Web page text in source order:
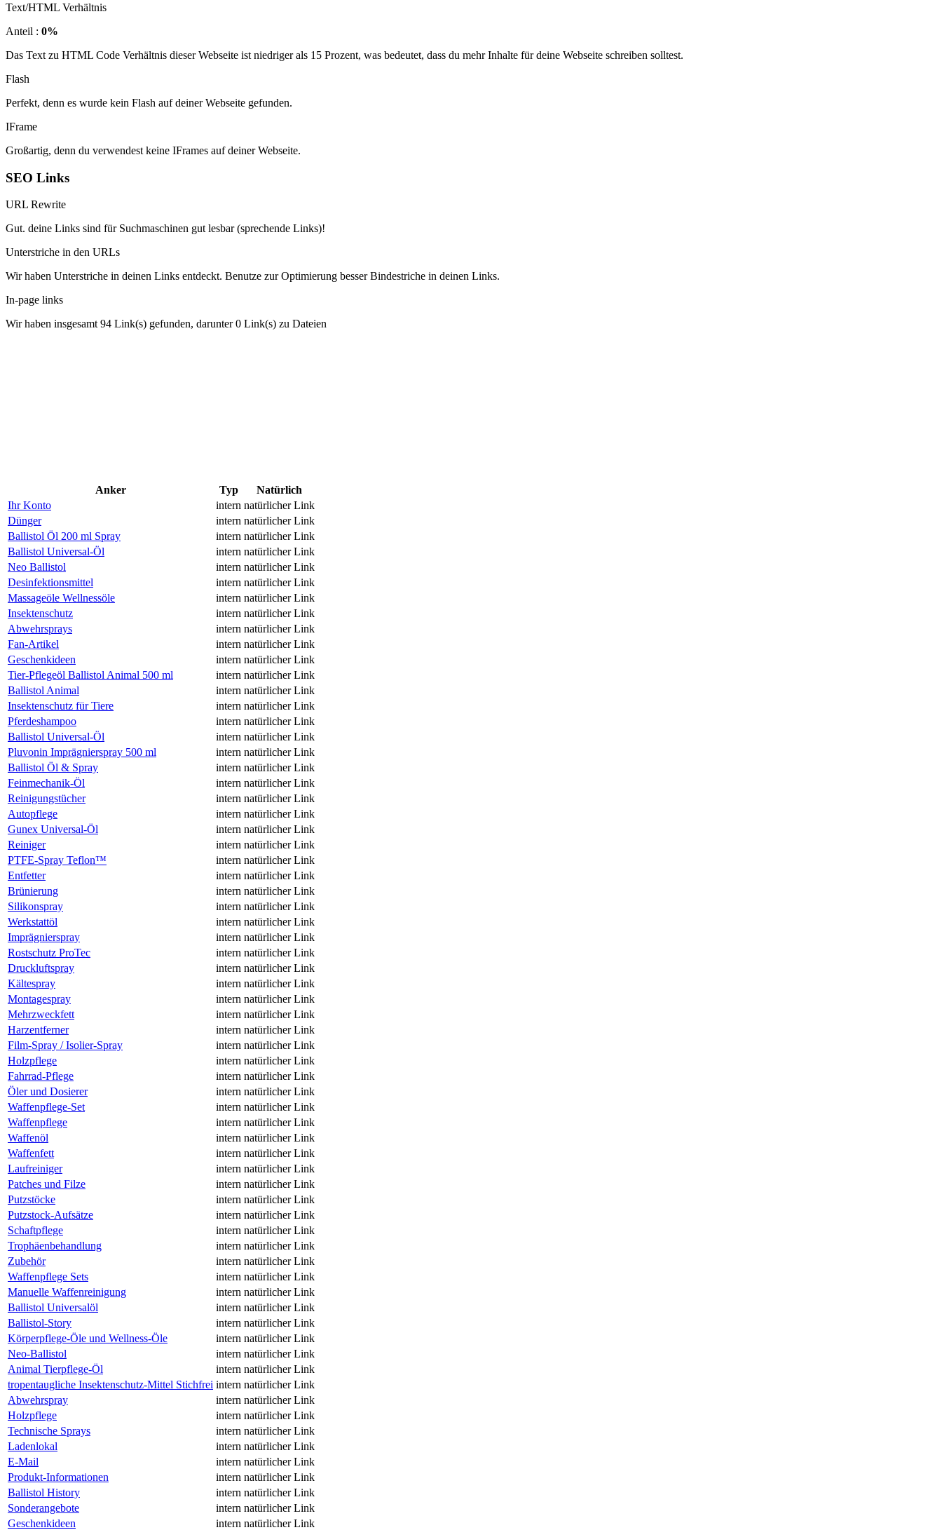
Text/HTML Verhältnis
Anteil : 0%
Das Text zu HTML Code Verhältnis dieser Webseite ist niedriger als 15 Prozent, was bedeutet, dass du mehr Inhalte für deine Webseite schreiben solltest.
Flash
Perfekt, denn es wurde kein Flash auf deiner Webseite gefunden.
IFrame
Großartig, denn du verwendest keine IFrames auf deiner Webseite.
SEO Links
URL Rewrite
Gut. deine Links sind für Suchmaschinen gut lesbar (sprechende Links)!
Unterstriche in den URLs
Wir haben Unterstriche in deinen Links entdeckt. Benutze zur Optimierung besser Bindestriche in deinen Links.
In-page links
Wir haben insgesamt 94 Link(s) gefunden, darunter 0 Link(s) zu Dateien
Anker Typ
Natürlich
Ihr Konto
intern natürlicher Link
Dünger
intern natürlicher Link
Ballistol Öl 200 ml Spray
intern natürlicher Link
Ballistol Universal-Öl
intern natürlicher Link
Neo Ballistol
intern natürlicher Link
Desinfektionsmittel
intern natürlicher Link
Massageöle Wellnessöle
intern natürlicher Link
Insektenschutz
intern natürlicher Link
Abwehrsprays
intern natürlicher Link
Fan-Artikel
intern natürlicher Link
Geschenkideen
intern natürlicher Link
Tier-Pflegeöl Ballistol Animal 500 ml
intern natürlicher Link
Ballistol Animal
intern natürlicher Link
Insektenschutz für Tiere
intern natürlicher Link
Pferdeshampoo
intern natürlicher Link
Ballistol Universal-Öl
intern natürlicher Link
Pluvonin Imprägnierspray 500 ml
intern natürlicher Link
Ballistol Öl & Spray
intern natürlicher Link
Feinmechanik-Öl
intern natürlicher Link
Reinigungstücher
intern natürlicher Link
Autopflege
intern natürlicher Link
Gunex Universal-Öl
intern natürlicher Link
Reiniger
intern natürlicher Link
PTFE-Spray Teflon™
intern natürlicher Link
Entfetter
intern natürlicher Link
Brünierung
intern natürlicher Link
Silikonspray
intern natürlicher Link
Werkstattöl
intern natürlicher Link
Imprägnierspray
intern natürlicher Link
Rostschutz ProTec
intern natürlicher Link
Druckluftspray
intern natürlicher Link
Kältespray
intern natürlicher Link
Montagespray
intern natürlicher Link
Mehrzweckfett
intern natürlicher Link
Harzentferner
intern natürlicher Link
Film-Spray / Isolier-Spray
intern natürlicher Link
Holzpflege
intern natürlicher Link
Fahrrad-Pflege
intern natürlicher Link
Öler und Dosierer
intern natürlicher Link
Waffenpflege-Set
intern natürlicher Link
Waffenpflege
intern natürlicher Link
Waffenöl
intern natürlicher Link
Waffenfett
intern natürlicher Link
Laufreiniger
intern natürlicher Link
Patches und Filze
intern natürlicher Link
Putzstöcke
intern natürlicher Link
Putzstock-Aufsätze
intern natürlicher Link
Schaftpflege
intern natürlicher Link
Trophäenbehandlung
intern natürlicher Link
Zubehör
intern natürlicher Link
Waffenpflege Sets
intern natürlicher Link
Manuelle Waffenreinigung
intern natürlicher Link
Ballistol Universalöl
intern natürlicher Link
Ballistol-Story
intern natürlicher Link
Körperpflege-Öle und Wellness-Öle
intern natürlicher Link
Neo-Ballistol
intern natürlicher Link
Animal Tierpflege-Öl
intern natürlicher Link
tropentaugliche Insektenschutz-Mittel Stichfrei intern natürlicher Link
Abwehrspray
intern natürlicher Link
Holzpflege
intern natürlicher Link
Technische Sprays
intern natürlicher Link
Ladenlokal
intern natürlicher Link
E-Mail
intern natürlicher Link
Produkt-Informationen
intern natürlicher Link
Ballistol History
intern natürlicher Link
Sonderangebote
intern natürlicher Link
Geschenkideen
intern natürlicher Link